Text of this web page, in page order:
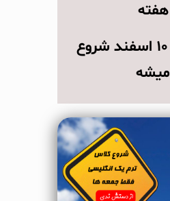
هفته
ترم یک از ۱۰ اسفند شروع
میشه